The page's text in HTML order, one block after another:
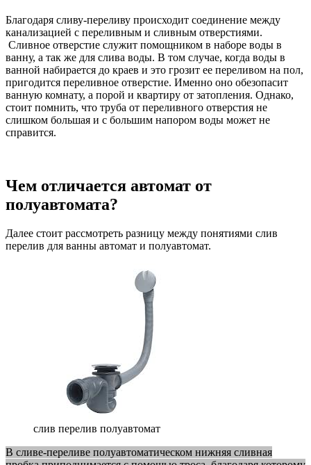
Благодаря сливу-переливу происходит соединение между
канализацией с переливным и сливным отверстиями.
Сливное отверстие служит помощником в наборе воды в
ванну, а так же для слива воды. В том случае, когда воды в
ванной набирается до краев и это грозит ее переливом на пол,
пригодится переливное отверстие. Именно оно обезопасит
ванную комнату, а порой и квартиру от затопления. Однако,
стоит помнить, что труба от переливного отверстия не
слишком большая и с большим напором воды может не
справится.
Чем отличается автомат от
полуавтомата?
Далее стоит рассмотреть разницу между понятиями слив
перелив для ванны автомат и полуавтомат.
слив перелив полуавтомат
В сливе-переливе полуавтоматическом нижняя сливная